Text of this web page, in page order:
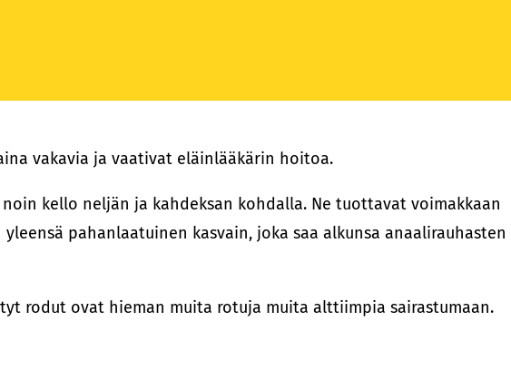
vakavia ja vaativat eläinlääkärin hoitoa.
kello neljän ja kahdeksan kohdalla. Ne tuottavat voimakkaan
pahanlaatuinen kasvain, joka saa alkunsa anaalirauhasten
rodut ovat hieman muita rotuja muita alttiimpia sairastumaan.